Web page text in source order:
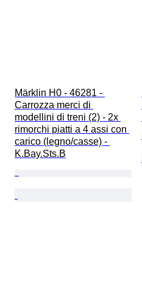
Märklin H0 - 46281 -
Carrozza merci di
modellini di treni (2) - 2x
rimorchi piatti a 4 assi con
carico (legno/casse) -
K.Bay.Sts.B